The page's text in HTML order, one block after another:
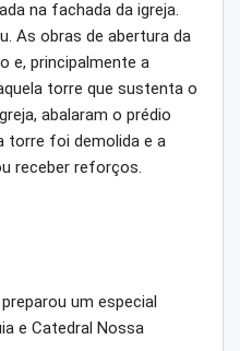
na fachada da igreja.
As obras de abertura da
e, principalmente a
torre que sustenta o
abalaram o prédio
torre foi demolida e a
receber reforços.
um especial
e Catedral Nossa